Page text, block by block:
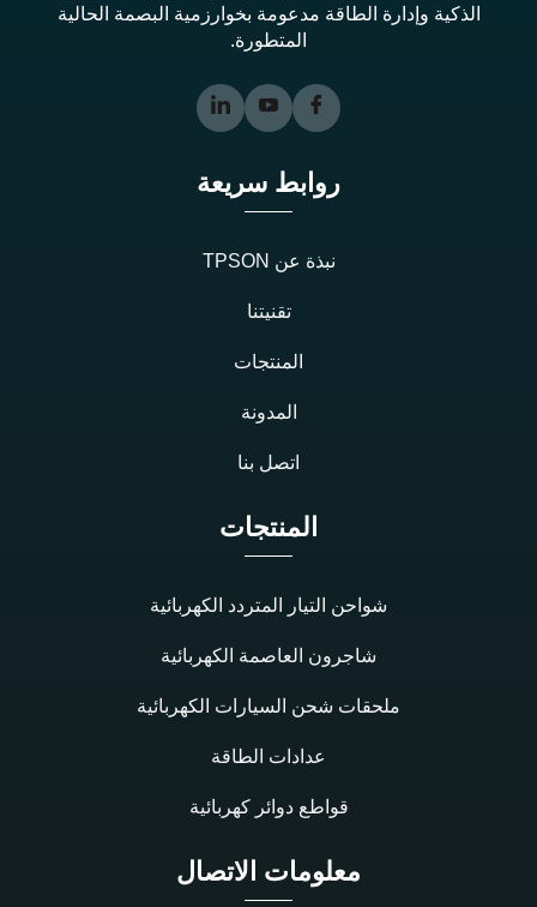
الذكية وإدارة الطاقة مدعومة بخوارزمية البصمة الحالية
المتطورة.
روابط سريعة
نبذة عن TPSON
تقنيتنا
المنتجات
المدونة
اتصل بنا
المنتجات
شواحن التيار المتردد الكهربائية
شاجرون العاصمة الكهربائية
ملحقات شحن السيارات الكهربائية
عدادات الطاقة
قواطع دوائر كهربائية
معلومات الاتصال